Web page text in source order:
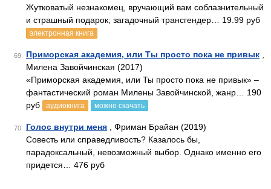
Жутковатый незнакомец, вручающий вам соблазнительный
и страшный подарок; загадочный трансгендер… 19.99 руб
электронная книга
69 Приморская академия, или Ты просто пока не привык
Милена Завойчинская (2017)
«Приморская академия, или Ты просто пока не привык» –
фантастический роман Милены Завойчинской, жанр… 190
руб
аудиокнига можно скачать
70 Голос внутри меня , Фриман Брайан (2019)
Совесть или справедливость? Казалось бы,
парадоксальный, невозможный выбор. Однако именно его
придется… 476 руб